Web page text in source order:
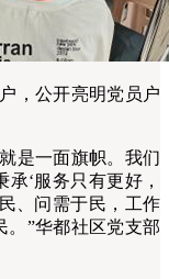
，公开亮明党员户
是一面旗帜。我们
‘服务只有更好，
、问需于民，工作
。”华都社区党支部